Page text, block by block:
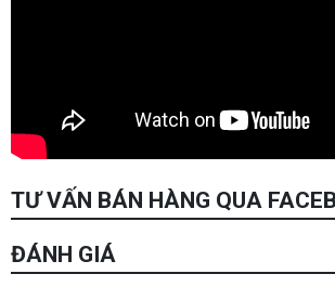
TƯ VẤN BÁN HÀNG QUA
ĐÁNH GIÁ